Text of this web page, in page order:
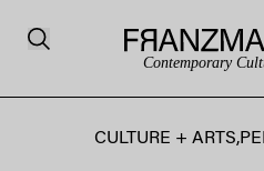
Contemporary
CULTURE + ARTS,